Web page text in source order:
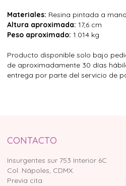
Materiales: Resina pintada a
Altura aproximada: 17,6 cm
Peso aproximado: 1.014 kg
Producto disponible solo bajo
de aproximadamente 30 días
entrega por parte del servicio de
CONTACTO
Insurgentes sur 753 Interior 6C
Col. Nápoles, CDMX.
Previa cita.